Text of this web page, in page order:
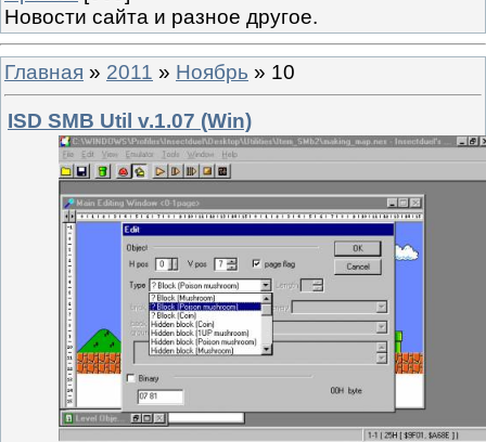
Новости сайта и разное другое.
Главная » 2011 » Ноябрь » 10
ISD SMB Util v.1.07 (Win)